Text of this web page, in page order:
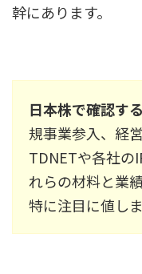
幹にあります。
日本株で確認す
規事業参入、経
TDNETや各社の
れらの材料と業
特に注目に値しま